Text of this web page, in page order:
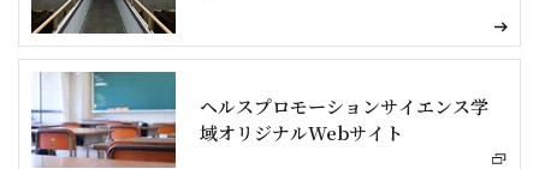
ヘルスプロモーションサイエンス学
域オリジナルWebサイト